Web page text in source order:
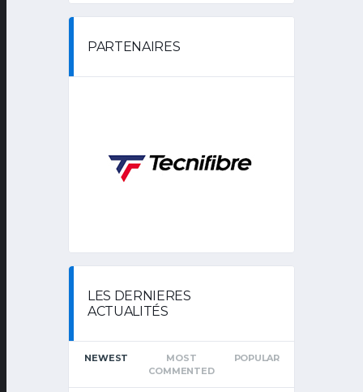
PARTENAIRES
LES DERNIERES
ACTUALITÉS
NEWEST
MOST
COMMENTED
POPULAR